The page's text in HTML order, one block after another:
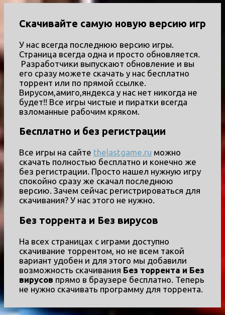
Скачивайте самую новую версию игр
У нас всегда последнюю версию игры.
Страница всегда одна и просто обновляется.
Разработчики выпускают обновление и вы
его сразу можете скачать у нас бесплатно
торрент или по прямой ссылке.
Вирусом,амиго,яндекса у нас нет никогда не
будет!! Все игры чистые и пиратки всегда
взломанные рабочим кряком.
Бесплатно и без регистрации
Все игры на сайте thelastgame.ru можно
скачать полностью бесплатно и конечно же
без регистрации. Просто нашел нужную игру
спокойно сразу же скачал последнюю
версию. Зачем сейчас регистрироваться для
скачивания? У нас этого не нужно.
Без торрента и Без вирусов
На всех страницах с играми доступно
скачивание торрентом, но не всем такой
вариант удобен и для этого мы добавили
возможность скачивания Без торрента и Без
вирусов прямо в браузере бесплатно. Теперь
не нужно скачивать программу для торрента.